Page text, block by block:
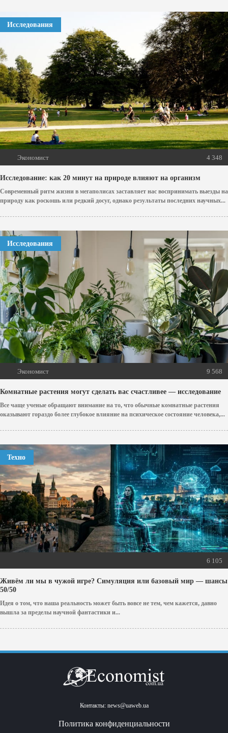
Исследования
Экономист 4 348
Исследование: как 20 минут на природе влияют на организм
Современный ритм жизни в мегаполисах заставляет нас воспринимать выезды на
природу как роскошь или редкий досуг, однако результаты последних научных...
Исследования
Экономист 9 568
Комнатные растения могут сделать вас счастливее — исследование
Все чаще ученые обращают внимание на то, что обычные комнатные растения
оказывают гораздо более глубокое влияние на психическое состояние человека,...
Техно
6 105
Живём ли мы в чужой игре? Симуляция или базовый мир — шансы
50/50
Идея о том, что наша реальность может быть вовсе не тем, чем кажется, давно
вышла за пределы научной фантастики и...
Контакты: news@uaweb.ua
Политика конфиденциальности